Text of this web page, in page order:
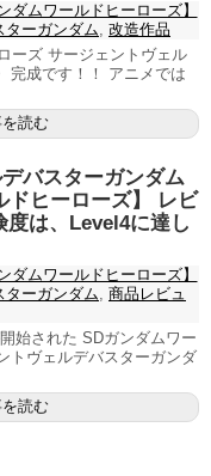
ダムワールドヒーローズ】
ターガンダム, 改造作品
ーズ サージェントヴェル
完成です！！ アニメでは
読む
バスターガンダム
ドヒーローズ】 レビ
度は、Level4に達し
ダムワールドヒーローズ】
ターガンダム, 商品レビュ
始された SDガンダムワー
トヴェルデバスターガンダ
読む